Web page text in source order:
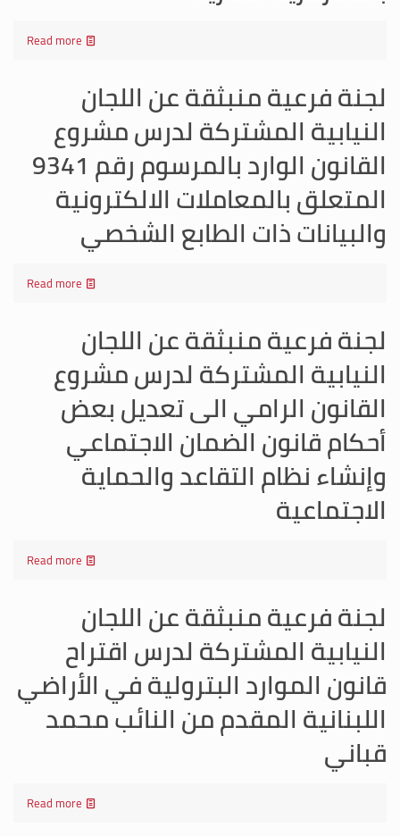
Read more
لجنة فرعية منبثقة عن اللجان
النيابية المشتركة لدرس مشروع
القانون الوارد بالمرسوم رقم 9341
المتعلق بالمعاملات الالكترونية
والبيانات ذات الطابع الشخصي
Read more
لجنة فرعية منبثقة عن اللجان
النيابية المشتركة لدرس مشروع
القانون الرامي الى تعديل بعض
أحكام قانون الضمان الاجتماعي
وإنشاء نظام التقاعد والحماية
الاجتماعية
Read more
لجنة فرعية منبثقة عن اللجان
النيابية المشتركة لدرس اقتراح
قانون الموارد البترولية في الأراضي
اللبنانية المقدم من النائب محمد
قباني
Read more